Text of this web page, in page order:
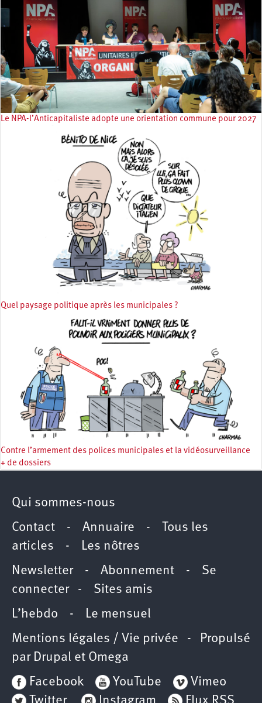
Le NPA-l’Anticapitaliste adopte une orientation commune pour 2027
Quel paysage politique après les municipales ?
Contre l’armement des polices municipales et la vidéosurveillance
+ de dossiers
Qui sommes-nous
Contact - Annuaire -
Tous les
articles - Les nôtres
Newsletter- Abonnement - Se
connecter- Sites amis
L’hebdo - Le mensuel
Mentions légales / Vie privée - Propulsé
par Drupal et Omega
Facebook
YouTube
Vimeo